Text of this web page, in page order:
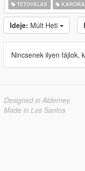
TETOVÁLÁS
KARÓRA
Ideje: Múlt Heti
Nincsenek ilyen fájlok,
Designed in Alderney
Made in Los Santos